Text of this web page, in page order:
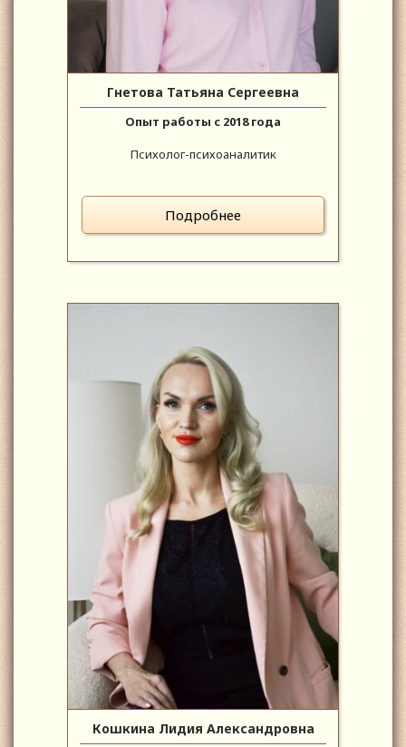
Гнетова Татьяна Сергеевна
Опыт работы с 2018 года
Психолог-психоаналитик
Подробнее
Кошкина Лидия Александровна